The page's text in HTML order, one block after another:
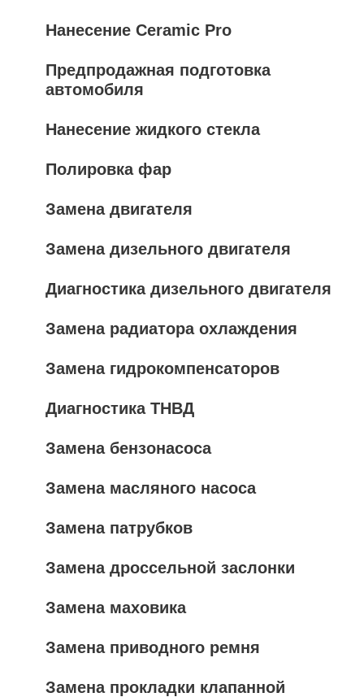
Нанесение Ceramic Pro
Предпродажная подготовка
автомобиля
Нанесение жидкого стекла
Полировка фар
Замена двигателя
Замена дизельного двигателя
Диагностика дизельного двигателя
Замена радиатора охлаждения
Замена гидрокомпенсаторов
Диагностика ТНВД
Замена бензонасоса
Замена масляного насоса
Замена патрубков
Замена дроссельной заслонки
Замена маховика
Замена приводного ремня
Замена прокладки клапанной